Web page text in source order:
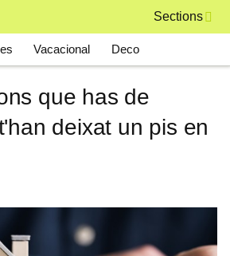
Sections
Vacacional Deco
que has de
deixat un pis en